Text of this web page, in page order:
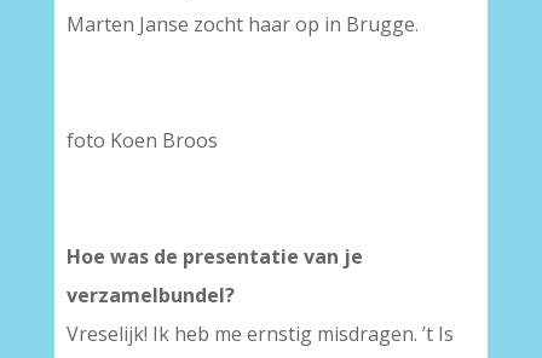
Marten Janse zocht haar op in Brugge.
foto Koen Broos
Hoe was de presentatie van je
verzamelbundel?
Vreselijk! Ik heb me ernstig misdragen. ’t Is